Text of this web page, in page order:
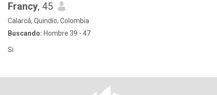
Francy, 45
Calarcá, Quindío, Colombia
Buscando: Hombre 39 - 47
Si